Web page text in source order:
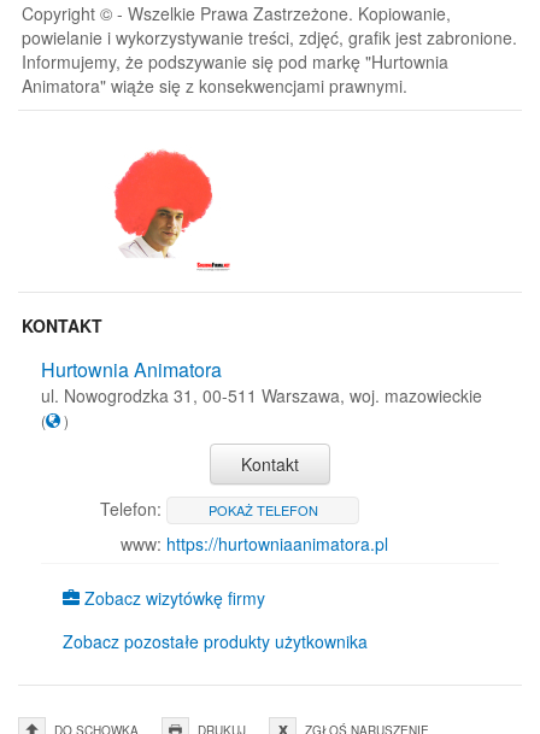
Copyright © - Wszelkie Prawa Zastrzeżone. Kopiowanie,
powielanie i wykorzystywanie treści, zdjęć, grafik jest zabronione.
Informujemy, że podszywanie się pod markę "Hurtownia
Animatora" wiąże się z konsekwencjami prawnymi.
KONTAKT
Hurtownia Animatora
ul. Nowogrodzka 31, 00-511 Warszawa, woj. mazowieckie
( )
Kontakt
Telefon:
POKAŻ TELEFON
www: https://hurtowniaanimatora.pl
Zobacz wizytówkę firmy
Zobacz pozostałe produkty użytkownika